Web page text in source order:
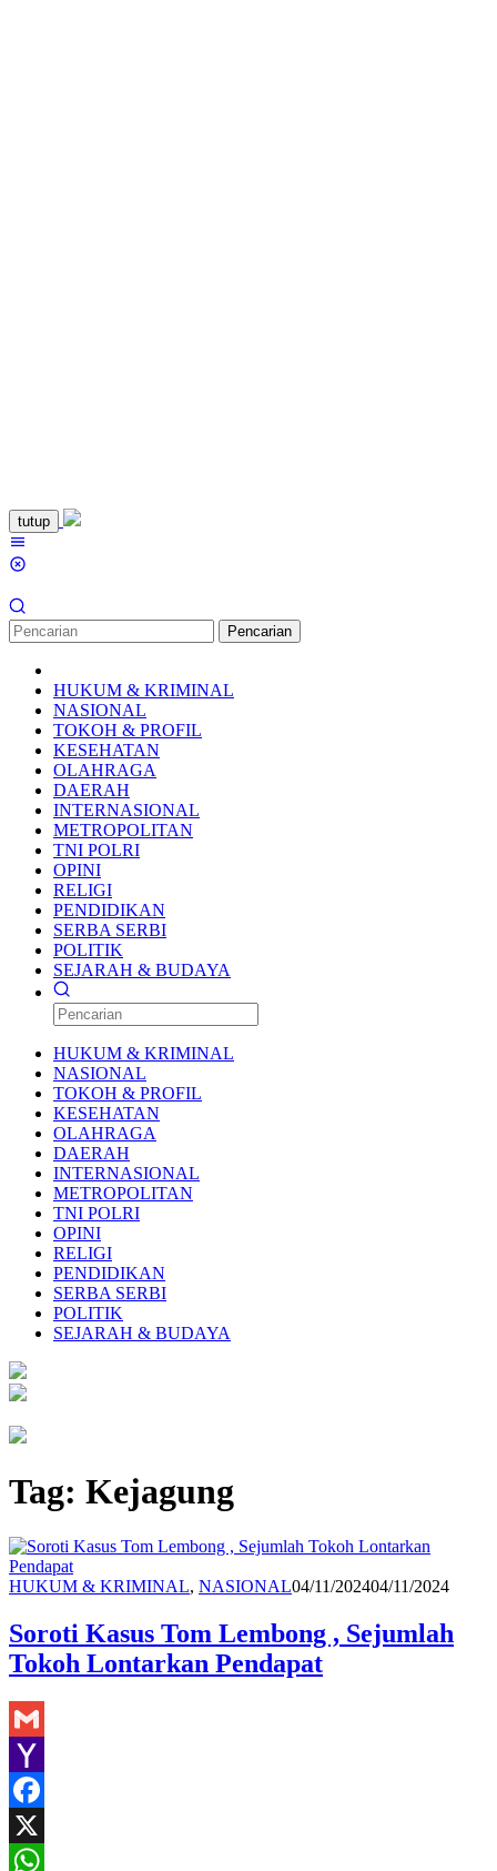
Loncat
ke
konten
tutup
Pencarian
HUKUM & KRIMINAL
NASIONAL
TOKOH & PROFIL
KESEHATAN
OLAHRAGA
DAERAH
INTERNASIONAL
METROPOLITAN
TNI POLRI
OPINI
RELIGI
PENDIDIKAN
SERBA SERBI
POLITIK
SEJARAH & BUDAYA
HUKUM & KRIMINAL
NASIONAL
TOKOH & PROFIL
KESEHATAN
OLAHRAGA
DAERAH
INTERNASIONAL
METROPOLITAN
TNI POLRI
OPINI
RELIGI
PENDIDIKAN
SERBA SERBI
POLITIK
SEJARAH & BUDAYA
Tag: Kejagung
HUKUM & KRIMINAL, NASIONALRedaksi
04/11/202404/11/2024
Soroti Kasus Tom Lembong , Sejumlah
Tokoh Lontarkan Pendapat
Gmail
Yahoo
Mail
Facebook
X